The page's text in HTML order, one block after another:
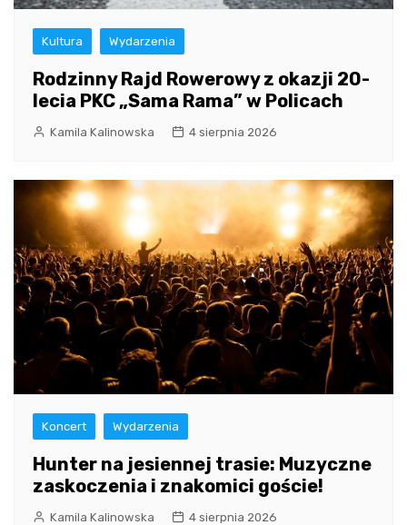
Kultura Wydarzenia
Rodzinny Rajd Rowerowy z okazji 20-
lecia PKC „Sama Rama” w Policach
Kamila Kalinowska 4 sierpnia 2026
Koncert Wydarzenia
Hunter na jesiennej trasie: Muzyczne
zaskoczenia i znakomici goście!
Kamila Kalinowska 4 sierpnia 2026